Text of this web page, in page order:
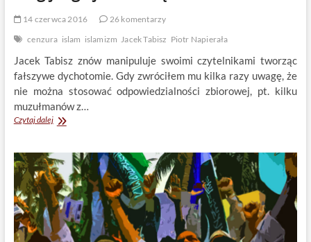
14 czerwca 2016
26 komentarzy
cenzura islam islamizm Jacek Tabisz Piotr Napierała
Jacek Tabisz znów manipuluje swoimi czytelnikami tworząc
fałszywe dychotomie. Gdy zwróciłem mu kilka razy uwagę, że
nie można stosować odpowiedzialności zbiorowej, pt. kilku
muzułmanów z…
Czytaj dalejZamykanie
klucza
religijnego
jest
niemądre
i
niemoralne